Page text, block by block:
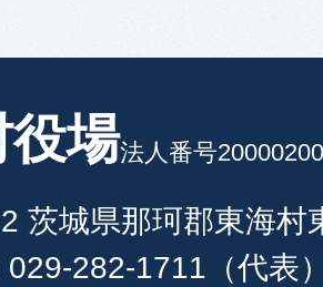
役場法人番号
茨城県那珂郡東海村
029-282-1711（代表